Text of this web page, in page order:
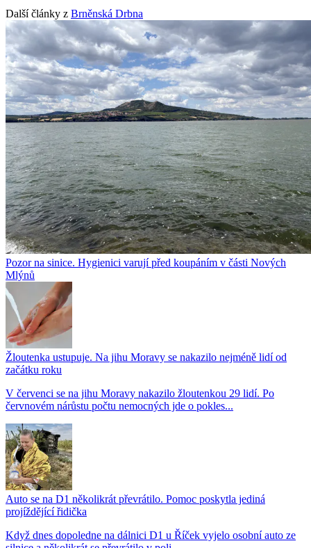
Další články z Brněnská Drbna
Pozor na sinice. Hygienici varují před koupáním v části Nových
Mlýnů
Žloutenka ustupuje. Na jihu Moravy se nakazilo nejméně lidí od
začátku roku
V červenci se na jihu Moravy nakazilo žloutenkou 29 lidí. Po
červnovém nárůstu počtu nemocných jde o pokles...
Auto se na D1 několikrát převrátilo. Pomoc poskytla jediná
projíždějící řidička
Když dnes dopoledne na dálnici D1 u Říček vyjelo osobní auto ze